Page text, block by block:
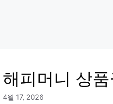
해피머니 상
4월 17, 2026